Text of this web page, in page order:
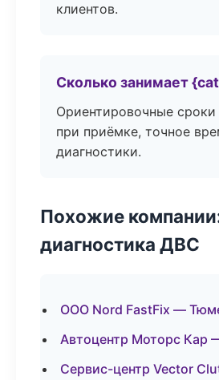
клиентов.
Сколько занимает
Ориентировочные
при приёмке, точное
диагностики.
Похожие
диагностика ДВС
ООО Nord FastFix —
Автоцентр Моторс Кар
Сервис-центр Vector